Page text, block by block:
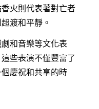
火則代表著對亡者
渡和平靜。
和音樂等文化表
些表演不僅豐富了
慶祝和共享的時